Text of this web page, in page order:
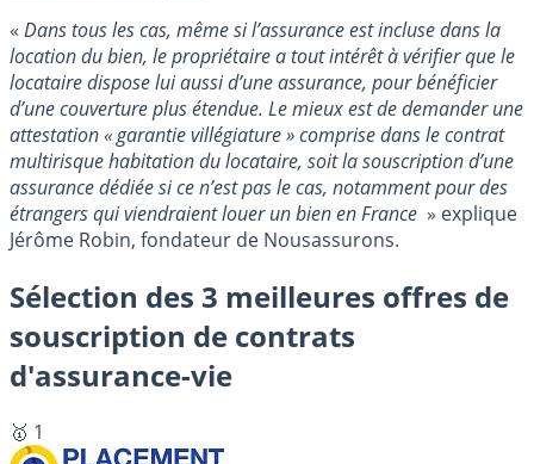
« Dans tous les cas, même si l’assurance est incluse dans la
location du bien, le propriétaire a tout intérêt à vérifier que le
locataire dispose lui aussi d’une assurance, pour bénéficier
d’une couverture plus étendue. Le mieux est de demander une
attestation « garantie villégiature » comprise dans le contrat
multirisque habitation du locataire, soit la souscription d’une
assurance dédiée si ce n’est pas le cas, notamment pour des
étrangers qui viendraient louer un bien en France » explique
Jérôme Robin, fondateur de Nousassurons.
Sélection des 3 meilleures offres de
souscription de contrats
d'assurance-vie
🥇 1